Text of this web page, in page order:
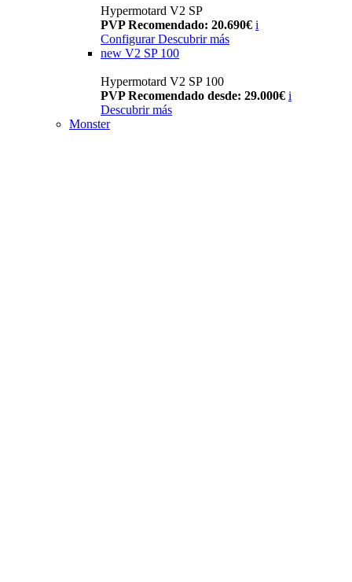
Hypermotard V2 SP
PVP Recomendado: 20.690€ i
Configurar Descubrir más
new V2 SP 100
Hypermotard V2 SP 100
PVP Recomendado desde: 29.000€ i
Descubrir más
Monster